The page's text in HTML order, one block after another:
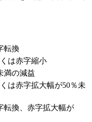
転換
は赤字縮小
満の減益
は赤字拡大幅が50％未
転換、赤字拡大幅が